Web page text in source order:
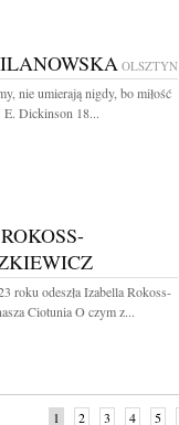
OLSZTYN
nie umierają nigdy, bo miłość
E. Dickinson 18...
roku odeszła Izabella Rokoss-
Ciotunia O czym z...
1 2 3 4 5